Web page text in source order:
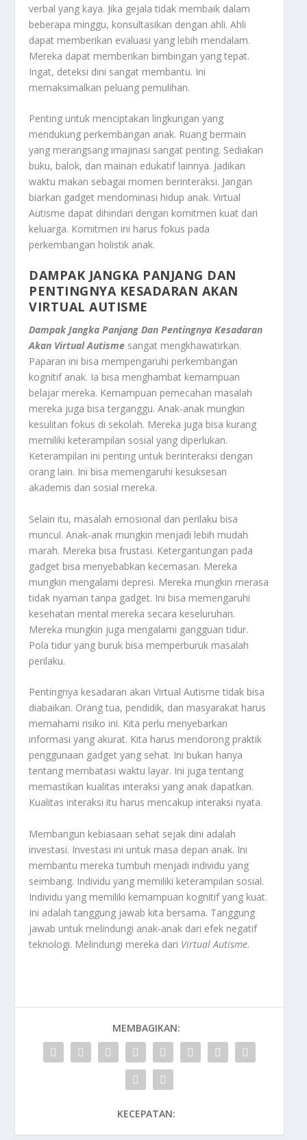
verbal yang kaya. Jika gejala tidak membaik dalam
beberapa minggu, konsultasikan dengan ahli. Ahli
dapat memberikan evaluasi yang lebih mendalam.
Mereka dapat memberikan bimbingan yang tepat.
Ingat, deteksi dini sangat membantu. Ini
memaksimalkan peluang pemulihan.
Penting untuk menciptakan lingkungan yang
mendukung perkembangan anak. Ruang bermain
yang merangsang imajinasi sangat penting. Sediakan
buku, balok, dan mainan edukatif lainnya. Jadikan
waktu makan sebagai momen berinteraksi. Jangan
biarkan gadget mendominasi hidup anak. Virtual
Autisme dapat dihindari dengan komitmen kuat dari
keluarga. Komitmen ini harus fokus pada
perkembangan holistik anak.
DAMPAK JANGKA PANJANG DAN
PENTINGNYA KESADARAN AKAN
VIRTUAL AUTISME
Dampak Jangka Panjang Dan Pentingnya Kesadaran
Akan Virtual Autisme sangat mengkhawatirkan.
Paparan ini bisa mempengaruhi perkembangan
kognitif anak. Ia bisa menghambat kemampuan
belajar mereka. Kemampuan pemecahan masalah
mereka juga bisa terganggu. Anak-anak mungkin
kesulitan fokus di sekolah. Mereka juga bisa kurang
memiliki keterampilan sosial yang diperlukan.
Keterampilan ini penting untuk berinteraksi dengan
orang lain. Ini bisa memengaruhi kesuksesan
akademis dan sosial mereka.
Selain itu, masalah emosional dan perilaku bisa
muncul. Anak-anak mungkin menjadi lebih mudah
marah. Mereka bisa frustasi. Ketergantungan pada
gadget bisa menyebabkan kecemasan. Mereka
mungkin mengalami depresi. Mereka mungkin merasa
tidak nyaman tanpa gadget. Ini bisa memengaruhi
kesehatan mental mereka secara keseluruhan.
Mereka mungkin juga mengalami gangguan tidur.
Pola tidur yang buruk bisa memperburuk masalah
perilaku.
Pentingnya kesadaran akan Virtual Autisme tidak bisa
diabaikan. Orang tua, pendidik, dan masyarakat harus
memahami risiko ini. Kita perlu menyebarkan
informasi yang akurat. Kita harus mendorong praktik
penggunaan gadget yang sehat. Ini bukan hanya
tentang membatasi waktu layar. Ini juga tentang
memastikan kualitas interaksi yang anak dapatkan.
Kualitas interaksi itu harus mencakup interaksi nyata.
Membangun kebiasaan sehat sejak dini adalah
investasi. Investasi ini untuk masa depan anak. Ini
membantu mereka tumbuh menjadi individu yang
seimbang. Individu yang memiliki keterampilan sosial.
Individu yang memiliki kemampuan kognitif yang kuat.
Ini adalah tanggung jawab kita bersama. Tanggung
jawab untuk melindungi anak-anak dari efek negatif
teknologi. Melindungi mereka dari Virtual Autisme.
MEMBAGIKAN:
KECEPATAN: